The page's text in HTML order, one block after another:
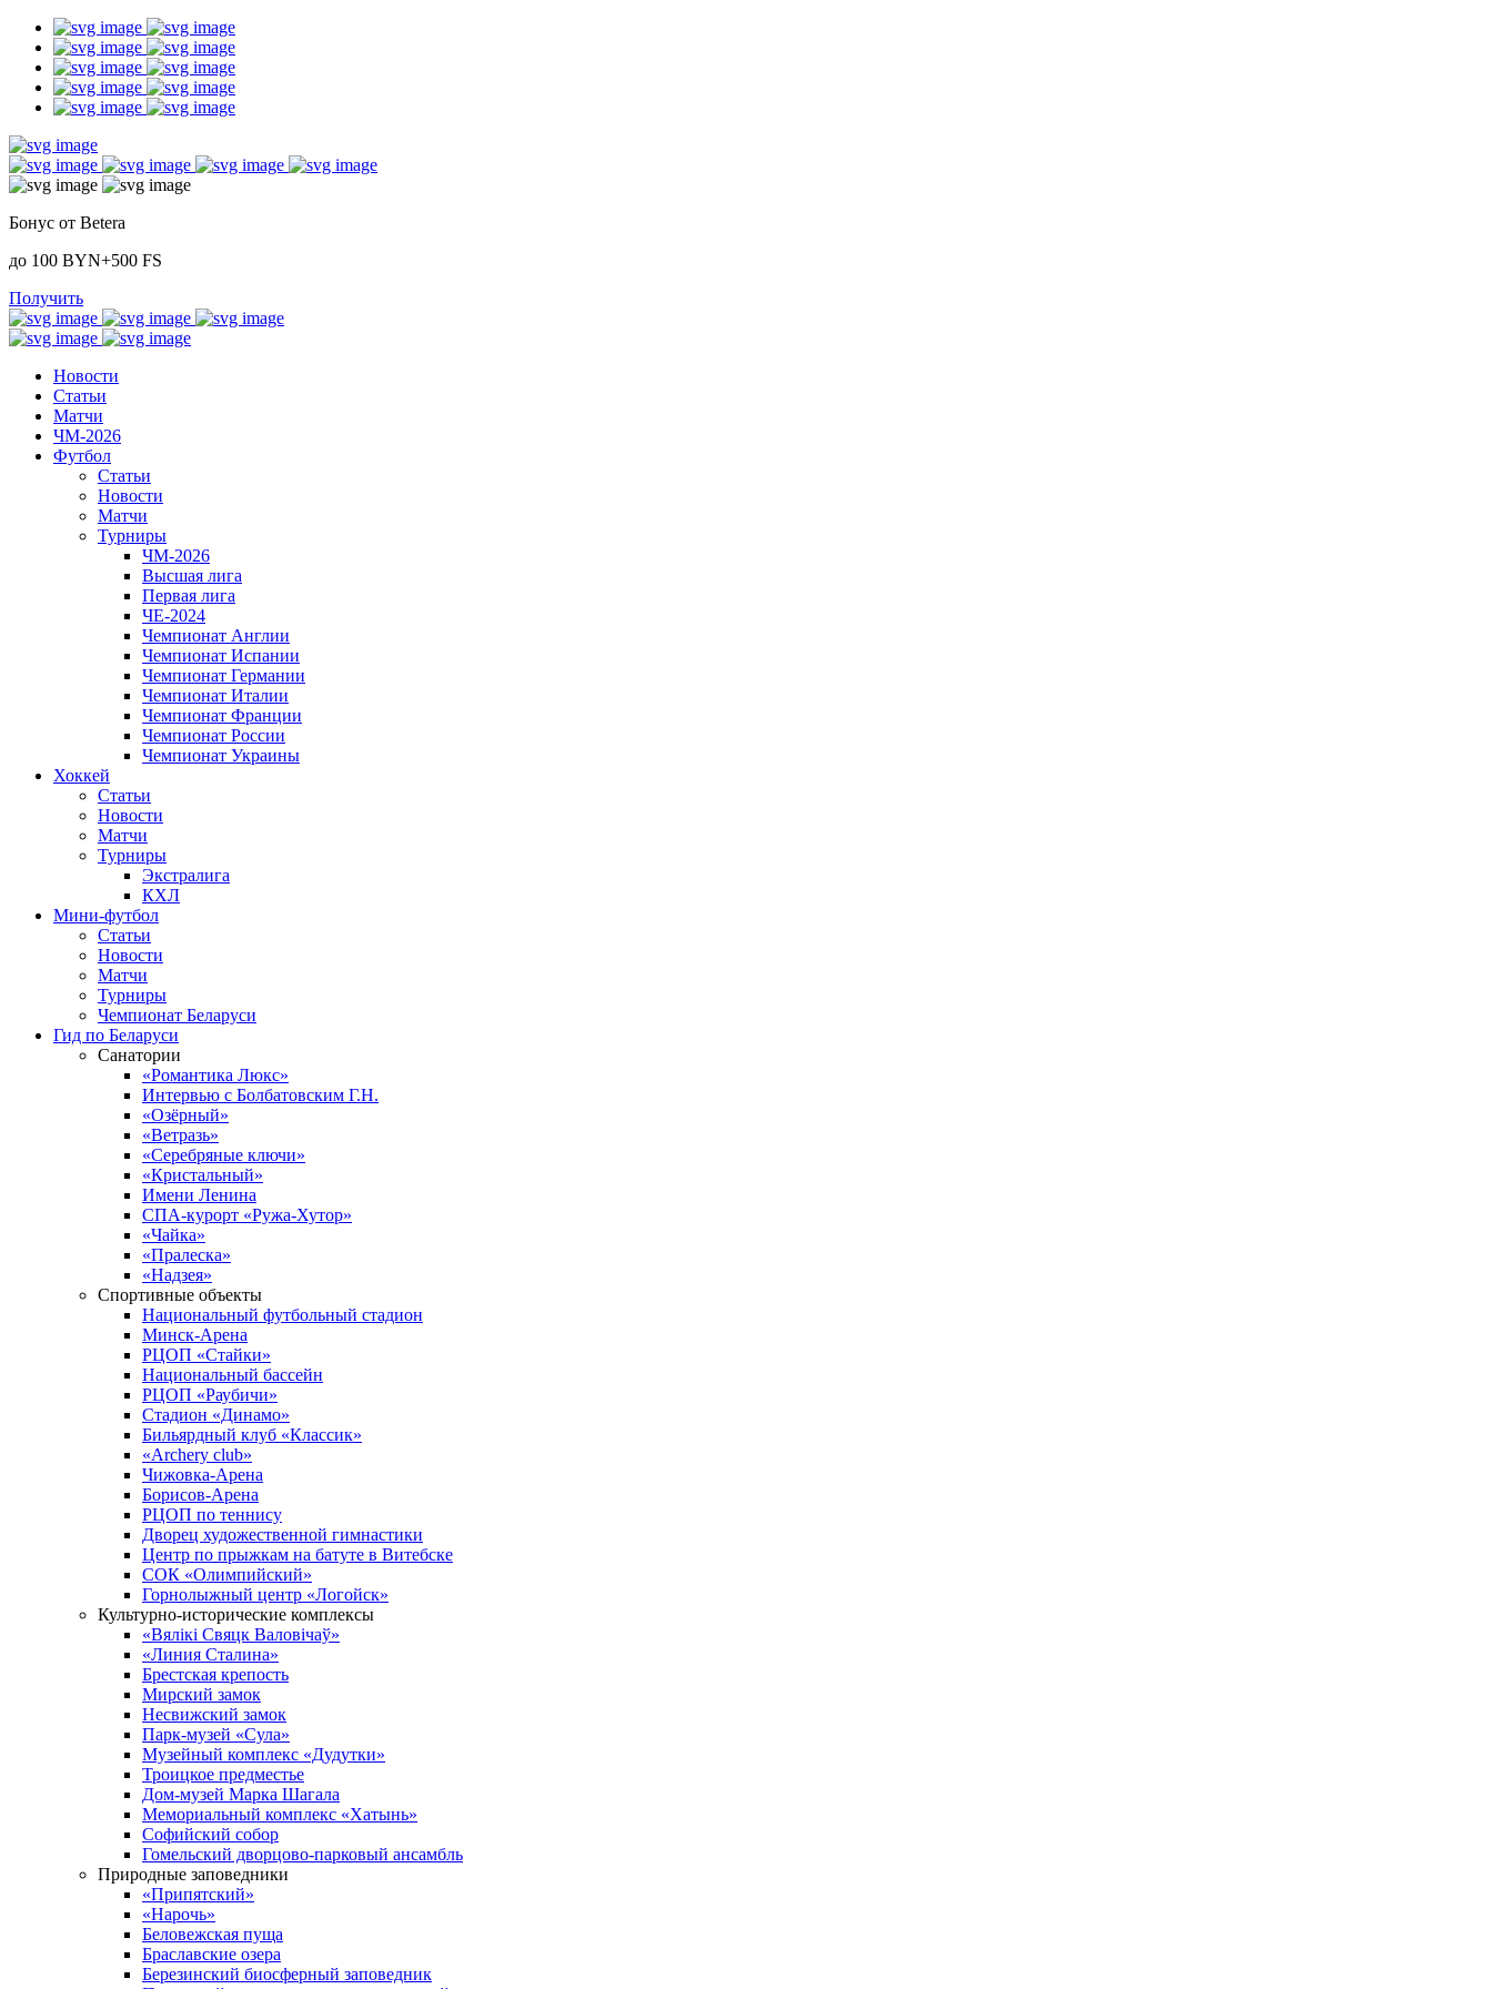
Бонус от Betera
до 100 BYN+500 FS
Получить
Новости
Статьи
Матчи
ЧМ-2026
Футбол
Статьи
Новости
Матчи
Турниры
ЧМ-2026
Высшая лига
Первая лига
ЧЕ-2024
Чемпионат Англии
Чемпионат Испании
Чемпионат Германии
Чемпионат Италии
Чемпионат Франции
Чемпионат России
Чемпионат Украины
Хоккей
Статьи
Новости
Матчи
Турниры
Экстралига
КХЛ
Мини-футбол
Статьи
Новости
Матчи
Турниры
Чемпионат Беларуси
Гид по Беларуси
Санатории
«Романтика Люкс»
Интервью с Болбатовским Г.Н.
«Озёрный»
«Ветразь»
«Серебряные ключи»
«Кристальный»
Имени Ленина
СПА-курорт «Ружа-Хутор»
«Чайка»
«Пралеска»
«Надзея»
Спортивные объекты
Национальный футбольный стадион
Минск-Арена
РЦОП «Стайки»
Национальный бассейн
РЦОП «Раубичи»
Стадион «Динамо»
Бильярдный клуб «Классик»
«Archery club»
Чижовка-Арена
Борисов-Арена
РЦОП по теннису
Дворец художественной гимнастики
Центр по прыжкам на батуте в Витебске
СОК «Олимпийский»
Горнолыжный центр «Логойск»
Культурно-исторические комплексы
«Вялікі Свяцк Валовічаў»
«Линия Сталина»
Брестская крепость
Мирский замок
Несвижский замок
Парк-музей «Сула»
Музейный комплекс «Дудутки»
Троицкое предместье
Дом-музей Марка Шагала
Мемориальный комплекс «Хатынь»
Софийский собор
Гомельский дворцово-парковый ансамбль
Природные заповедники
«Припятский»
«Нарочь»
Беловежская пуща
Браславские озера
Березинский биосферный заповедник